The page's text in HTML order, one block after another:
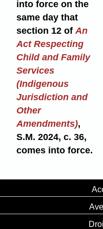
into force on the
same day that
section 12 ofAn
Act Respecting
Child and Family
Services
(Indigenous
Jurisdiction and
Other
Amendments),
S.M. 2024, c. 36,
comes into force.